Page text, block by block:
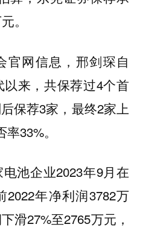
。
官网信息，邢剑琛自
来，共保荐过4个首
保荐3家，最终2家上
33%。
池企业2023年9月在
年净利润3782万
滑27%至2765万元，